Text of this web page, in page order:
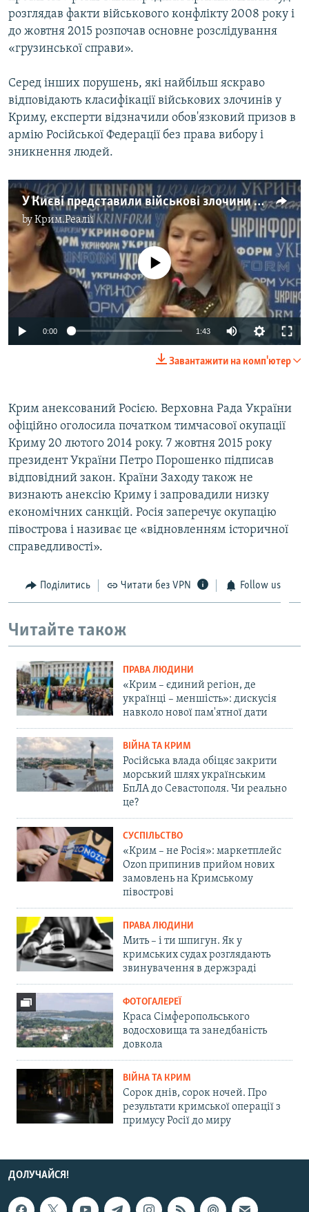
розглядав факти військового конфлікту 2008 року і
до жовтня 2015 розпочав основне розслідування
«грузинської справи».
Серед інших порушень, які найбільш яскраво
відповідають класифікації військових злочинів у
Криму, експерти відзначили обов'язковий призов в
армію Російської Федерації без права вибору і
зникнення людей.
У Києві представили військові злочини Росії в Криму (відео)
byКрим.Реалії
No media source currently available
0:00 1:43
Завантажити на комп'ютер
Крим анексований Росією. Верховна Рада України
офіційно оголосила початком тимчасової окупації
Криму 20 лютого 2014 року. 7 жовтня 2015 року
президент України Петро Порошенко підписав
відповідний закон. Країни Заходу також не
визнають анексію Криму і запровадили низку
економічних санкцій. Росія заперечує окупацію
півострова і називає це «відновленням історичної
справедливості».
Поділитись Читати без VPN Follow us
Читайте також
ПРАВА ЛЮДИНИ
«Крим – єдиний регіон, де
українці – меншість»: дискусія
навколо нової пам'ятної дати
ВІЙНА ТА КРИМ
Російська влада обіцяє закрити
морський шлях українським
БпЛА до Севастополя. Чи реально
це?
СУСПІЛЬСТВО
«Крим – не Росія»: маркетплейс
Ozon припинив прийом нових
замовлень на Кримському
півострові
ПРАВА ЛЮДИНИ
Мить – і ти шпигун. Як у
кримських судах розглядають
звинувачення в держзраді
ФОТОГАЛЕРЕЇ
Краса Сімферопольського
водосховища та занедбаність
довкола
ВІЙНА ТА КРИМ
Сорок днів, сорок ночей. Про
результати кримської операції з
примусу Росії до миру
ДОЛУЧАЙСЯ!